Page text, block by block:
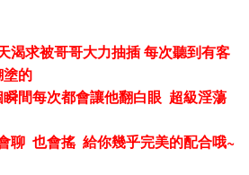
渴求被哥哥大力抽插 每次聽到有客
的
間每次都會讓他翻白眼 超級淫蕩
聊 也會搖 給你幾乎完美的配合哦~